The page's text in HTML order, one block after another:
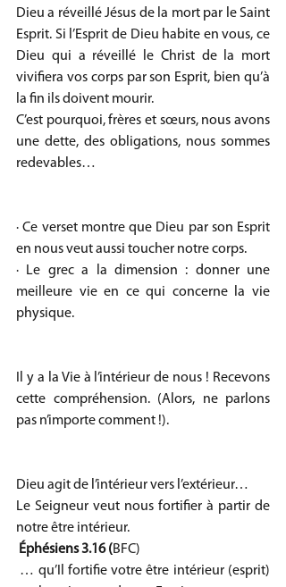
Dieu a réveillé Jésus de la mort par le Saint
Esprit. Si l’Esprit de Dieu habite en vous, ce
Dieu qui a réveillé le Christ de la mort
vivifiera vos corps par son Esprit, bien qu’à
la fin ils doivent mourir.
C’est pourquoi, frères et sœurs, nous avons
une dette, des obligations, nous sommes
redevables…
· Ce verset montre que Dieu par son Esprit
en nous veut aussi toucher notre corps.
· Le grec a la dimension : donner une
meilleure vie en ce qui concerne la vie
physique.
Il y a la Vie à l’intérieur de nous ! Recevons
cette compréhension. (Alors, ne parlons
pas n’importe comment !).
Dieu agit de l’intérieur vers l’extérieur…
Le Seigneur veut nous fortifier à partir de
notre être intérieur.
Éphésiens 3.16 (BFC)